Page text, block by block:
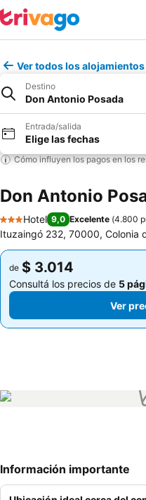
Ver todos los
Destino
Don Antonio Posada
Entrada/salida
Elige las fechas
Cómo influyen los pagos en los
Don Antonio
3 Estrellas
Hotel 9,0 Excelente (4.800
Ituzaingó 232, 70000, Colonia
de $ 3.014
Consultá los precios de 5
Ver
de $ 3.014
Consultá los precios de 5
Ver
Información importante